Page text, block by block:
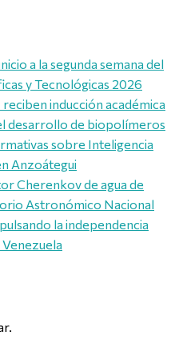
a la segunda semana del
y Tecnológicas 2026
inducción académica
desarrollo de biopolímeros
sobre Inteligencia
Anzoátegui
Cherenkov de agua de
Astronómico Nacional
la independencia